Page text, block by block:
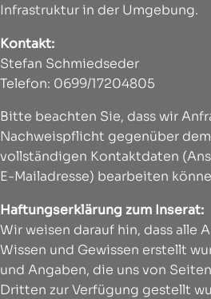
Infrastruktur in der Umgebung.
Kontakt:
Stefan Schmiedseder
Telefon: 0699/17204805
Bitte beachten Sie, dass wir
Nachweispflicht gegenüber
vollständigen Kontaktdaten
E-Mailadresse) bearbeiten
Haftungserklärung zum Inserat:
Wir weisen darauf hin, dass alle
Wissen und Gewissen erstellt
und Angaben, die uns von
Dritten zur Verfügung gestellt